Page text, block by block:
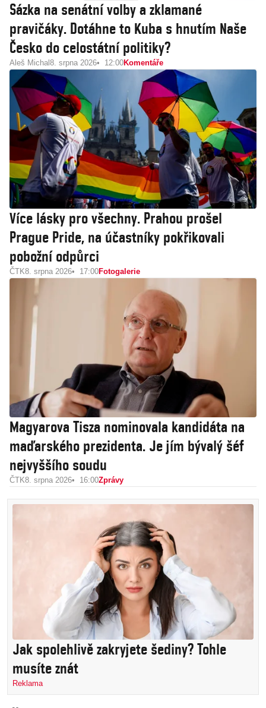
Sázka na senátní volby a zklamané
pravičáky. Dotáhne to Kuba s hnutím Naše
Česko do celostátní politiky?
Aleš Michal 8. srpna 2026 12:00Komentáře
Více lásky pro všechny. Prahou prošel
Prague Pride, na účastníky pokřikovali
pobožní odpůrci
ČTK8. srpna 2026 17:00Fotogalerie
Magyarova Tisza nominovala kandidáta na
maďarského prezidenta. Je jím bývalý šéf
nejvyššího soudu
ČTK8. srpna 2026 16:00Zprávy
Jak spolehlivě zakryjete šediny? Tohle
musíte znát
Reklama